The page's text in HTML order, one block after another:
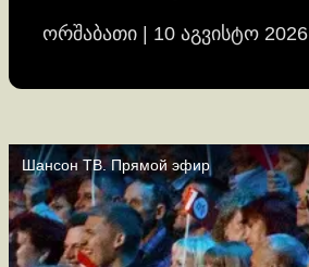
ორშაბათი | 10 აგვისტო 2026